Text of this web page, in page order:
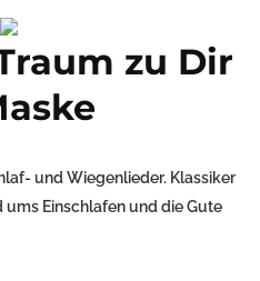
zu Dir
und Wiegenlieder. Klassiker
Einschlafen und die Gute